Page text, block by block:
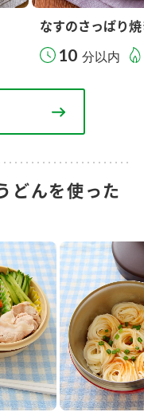
なすのさっぱり
10 分以内
どんを使った